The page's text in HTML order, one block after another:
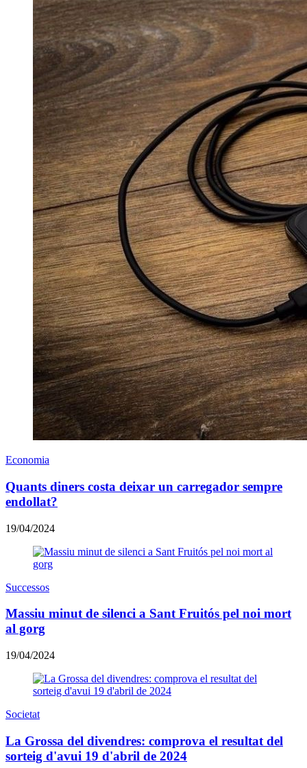
Economia
Quants diners costa deixar un carregador sempre
endollat?
19/04/2024
Successos
Massiu minut de silenci a Sant Fruitós pel noi mort
al gorg
19/04/2024
Societat
La Grossa del divendres: comprova el resultat del
sorteig d'avui 19 d'abril de 2024